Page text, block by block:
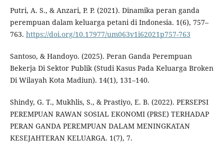
Putri, A. S., & Anzari, P. P. (2021). Dinamika peran ganda
perempuan dalam keluarga petani di Indonesia. 1(6), 757–
763. https://doi.org/10.17977/um063v1i62021p757-763
Santoso, & Handoyo. (2025). Peran Ganda Perempuan
Bekerja Di Sektor Publik (Studi Kasus Pada Keluarga Broken
Di Wilayah Kota Madiun). 14(1), 131–140.
Shindy, G. T., Mukhlis, S., & Prastiyo, E. B. (2022). PERSEPSI
PEREMPUAN RAWAN SOSIAL EKONOMI (PRSE) TERHADAP
PERAN GANDA PEREMPUAN DALAM MENINGKATAN
KESEJAHTERAN KELUARGA. 1(7), 7.